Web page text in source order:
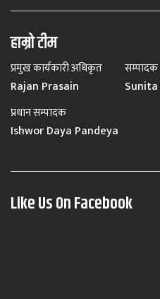
हाम्रो टीम
प्रमुख कार्यकारी अधिकृत
Rajan Prasain
सम्पादक
प्रधान सम्पादक
Ishwor Daya Pandeya
Like Us On Facebook